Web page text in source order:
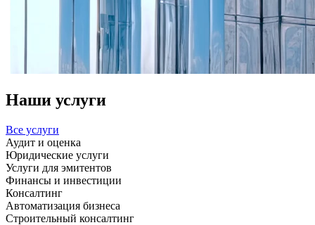
Наши услуги
Все услуги
Аудит и оценка
Юридические услуги
Услуги для эмитентов
Финансы и инвестиции
Консалтинг
Автоматизация бизнеса
Строительный консалтинг